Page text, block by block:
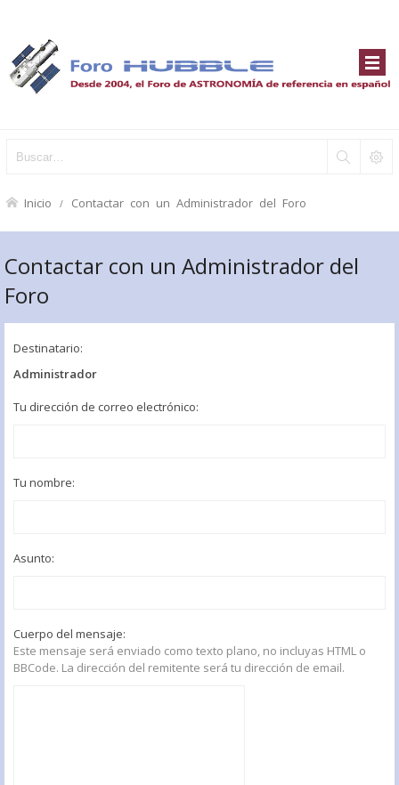
Inicio Contactar con un Administrador del Foro
Contactar con un Administrador del
Foro
Destinatario:
Administrador
Tu dirección de correo electrónico:
Tu nombre:
Asunto:
Cuerpo del mensaje:
Este mensaje será enviado como texto plano, no incluyas HTML o
BBCode. La dirección del remitente será tu dirección de email.